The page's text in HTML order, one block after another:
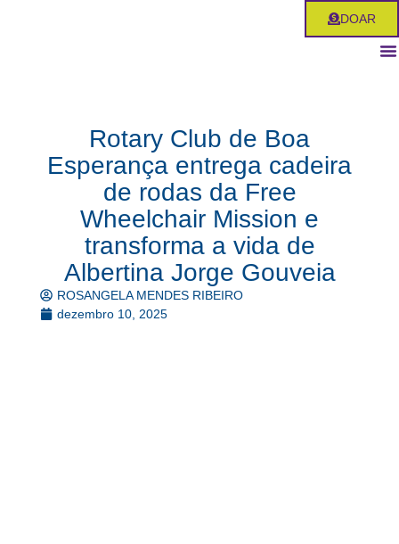
DOAR
Rotary Club de Boa
Esperança entrega cadeira
de rodas da Free
Wheelchair Mission e
transforma a vida de
Albertina Jorge Gouveia
ROSANGELA MENDES RIBEIRO
dezembro 10, 2025